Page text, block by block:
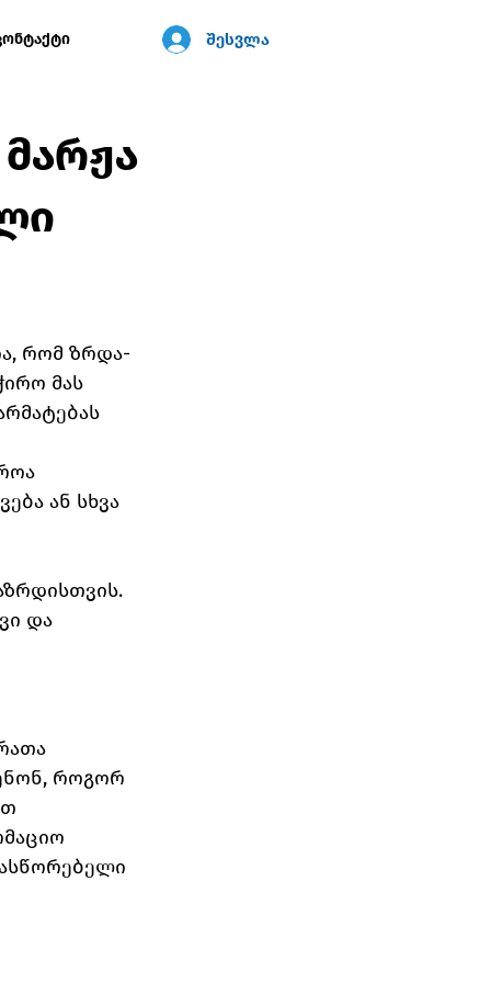
შესვლა
რომ ზრდა-
მას
ან სხვა
და
როგორ